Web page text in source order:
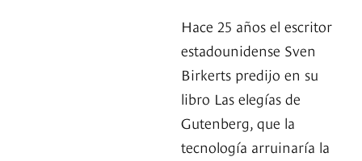
Hace 25 años el escritor
estadounidense Sven
Birkerts predijo en su
libro Las elegías de
Gutenberg, que la
tecnología arruinaría la